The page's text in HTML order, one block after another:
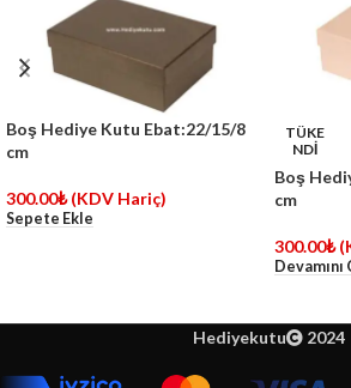
Boş Hediye Kutu Ebat:22/15/8
cm
300.00₺ (KDV Hariç)
Sepete Ekle
TÜKE
NDİ
Boş
cm
300.00₺
Devamını
Hediyekutu 2024